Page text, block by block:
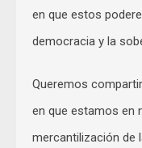
en que estos
democracia y la
Queremos
en que estamos en
mercantilización de